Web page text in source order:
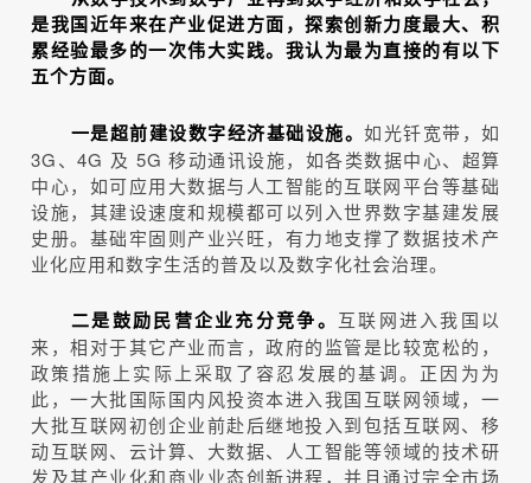
是我国近年来在产业促进方面，探索创新力度最大、积
累经验最多的一次伟大实践。我认为最为直接的有以下
五个方面。
一是超前建设数字经济基础设施。如光钎宽带，如
3G、4G 及 5G 移动通讯设施，如各类数据中心、超算
中心，如可应用大数据与人工智能的互联网平台等基础
设施，其建设速度和规模都可以列入世界数字基建发展
史册。基础牢固则产业兴旺，有力地支撑了数据技术产
业化应用和数字生活的普及以及数字化社会治理。
二是鼓励民营企业充分竞争。 互联网进入我国以
来，相对于其它产业而言，政府的监管是比较宽松的，
政策措施上实际上采取了容忍发展的基调。正因为为
此，一大批国际国内风投资本进入我国互联网领域，一
大批互联网初创企业前赴后继地投入到包括互联网、移
动互联网、云计算、大数据、人工智能等领域的技术研
发及其产业化和商业业态创新进程，并且通过完全市场